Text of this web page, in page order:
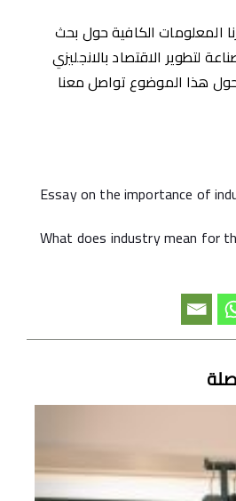
المعلومات الكافية حول بحث
لتطوير الاقتصاد بالانجليزي
هذا الموضوع تواصل معنا
Essay on the importance of
What does industry mean for